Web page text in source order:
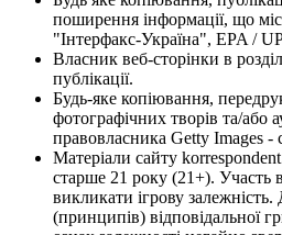
поширення інформації, що
"Інтерфакс-Україна", EPA /
Власник веб-сторінки в
публікації.
Будь-яке копіювання,
фотографічних творів та/або
правовласника Getty Images -
Матеріали сайту
старше 21 року (21+). Участь
викликати ігрову
(принципів) відповідальної